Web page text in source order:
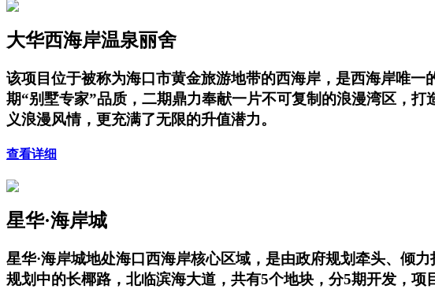
大华西海岸温泉丽舍
该项目位于被称为海口市黄金旅游地带的西海岸，是西海岸唯
期“别墅专家”品质，二期鼎力奉献一片不可复制的浪漫湾区，
义浪漫风情，更充满了无限的升值潜力。
查看详细
星华·海岸城
星华·海岸城地处海口西海岸核心区域，是由政府规划牵头、倾
规划中的长椰路，北临滨海大道，共有5个地块，分5期开发，